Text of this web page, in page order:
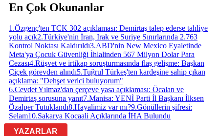
En Çok Okunanlar
1 .Özgenç'ten TCK 302 açıklaması: Demirtaş talep ederse tahliye
yolu açık2.Türkiye'nin İran, Irak ve Suriye Sınırlarında 2.763
Kontrol Noktası Kaldırıldı3.ABD'nin New Mexico Eyaletinde
Meta'ya Çocuk Güvenliği İhlalinden 567 Milyon Dolar Para
Cezası4.Rüşvet ve irtikap soruşturmasında flaş gelişme: Başkan
Çiçek görevden alındı5.Tuğrul Türkeş'ten kardeşine sahip çıkan
açıklama: "Dehşet verici buluyorum"
6.Cevdet Yılmaz'dan çerçeve yasa açıklaması: Öcalan ve
Demirtaş sorusuna yanıt7.Manisa: YENİ Parti İl Başkanı İlksen
Özalper Tutuklandı8.Hayalimiz var mı?9.Gönüllerin şifresi:
Selam10.Sakarya Kocaali Açıklarında İHA Bulundu
YAZARLAR